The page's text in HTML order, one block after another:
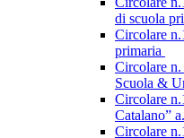
di scuola
Circolare
primaria
Circolare n.
Scuola &
Circolare
Catalano”
Circolare